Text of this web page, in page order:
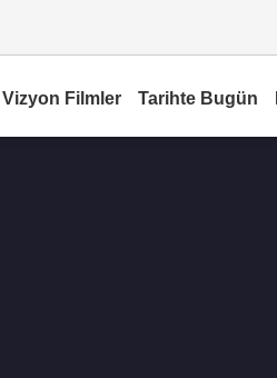
Vizyon Filmler Tarihte Bugün